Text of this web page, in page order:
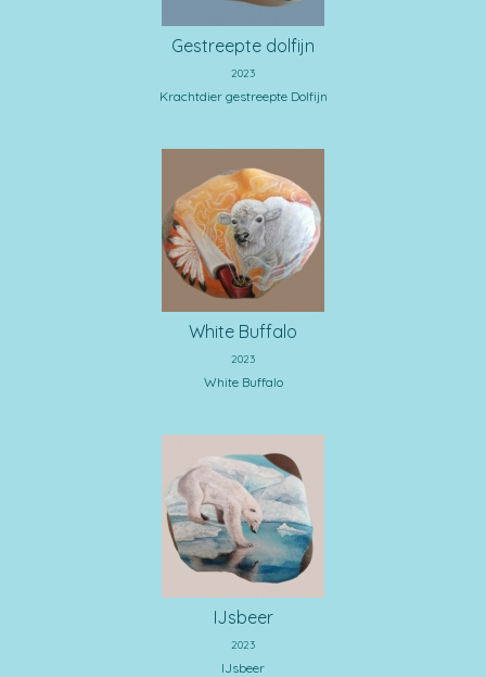
Gestreepte dolfijn
2023
Krachtdier gestreepte Dolfijn
White Buffalo
2023
White Buffalo
IJsbeer
2023
IJsbeer